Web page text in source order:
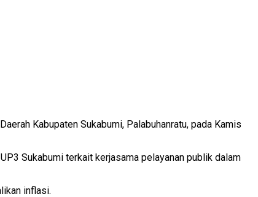
Kabupaten Sukabumi, Palabuhanratu, pada Kamis
Sukabumi terkait kerjasama pelayanan publik dalam
inflasi.